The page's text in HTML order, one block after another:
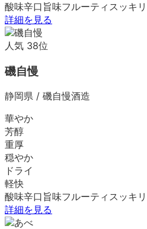
酸味辛口 旨味フルーティ スッキリ
詳細を見る
人気 38位
磯自慢
静岡県 / 磯自慢酒造
華やか
芳醇
重厚
穏やか
ドライ
軽快
酸味辛口 旨味フルーティ スッキリ
詳細を見る